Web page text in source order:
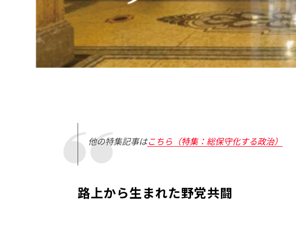
他の特集記事はこちら（特集：総保守化する政治）
路上から生まれた野党共闘